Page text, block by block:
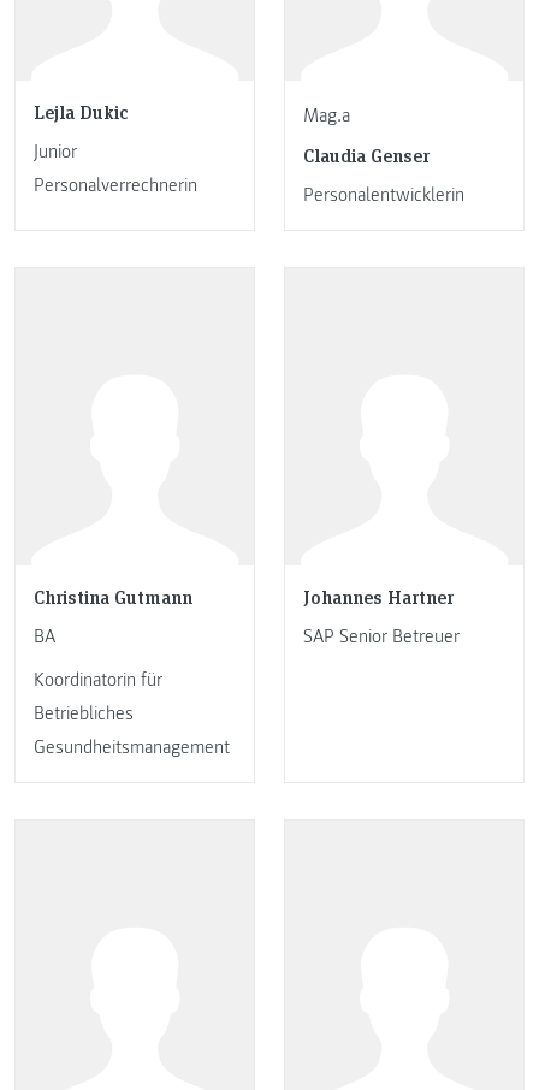
Lejla Dukic
Junior
Personalverrechnerin
Mag.a
Claudia Genser
Personalentwicklerin
Christina Gutmann
BA
Koordinatorin für
Betriebliches
Gesundheitsmanagement
Johannes Hartner
SAP Senior Betreuer